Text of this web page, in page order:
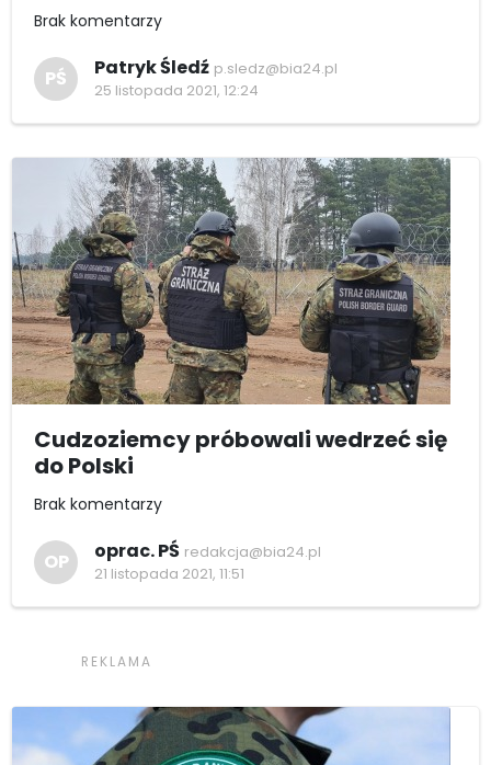
Brak komentarzy
PŚ Patryk Śledź p.sledz@bia24.pl
25 listopada 2021, 12:24
Cudzoziemcy próbowali wedrzeć się
do Polski
Brak komentarzy
OP oprac. PŚ redakcja@bia24.pl
21 listopada 2021, 11:51